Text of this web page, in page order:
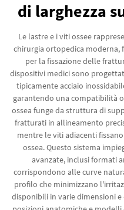
di larghezza
Le lastre e i viti ossee
chirurgia ortopedica
per la fissazione delle
dispositivi medici sono
tipicamente acciaio
garantendo una compatibilità
ossea funge da struttura di
fratturati in allineamento
mentre le viti adiacenti
ossea. Questo sistema
avanzate, inclusi formati
corrispondono alle curve
profilo che minimizzano
disponibili in varie dimensioni